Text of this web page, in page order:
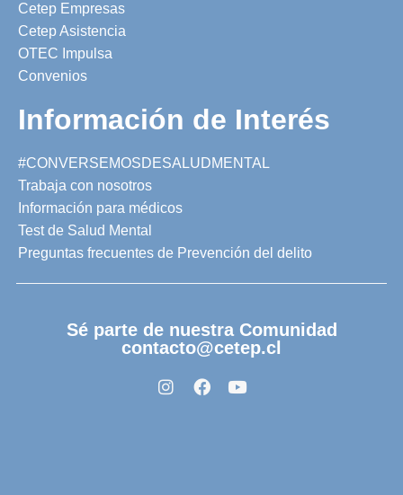
Cetep Empresas
Cetep Asistencia
OTEC Impulsa
Convenios
Información de Interés
#CONVERSEMOSDESALUDMENTAL
Trabaja con nosotros
Información para médicos
Test de Salud Mental
Preguntas frecuentes de Prevención del delito
Sé parte de nuestra Comunidad
contacto@cetep.cl